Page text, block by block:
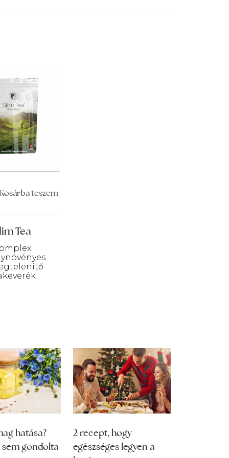
Tea
teszem
hatása?
sem gondolta
2 recept, hogy
egészséges legyen a